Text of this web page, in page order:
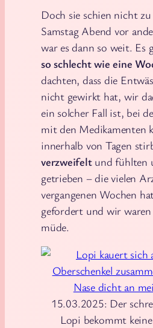
Doch sie schien nicht
Samstag Abend vor
war es dann so weit. Es
so schlecht wie eine
dachten, dass die
nicht gewirkt hat, wir
ein solcher Fall ist, bei
mit den Medikamenten
innerhalb von Tagen
verzweifelt und fühlten
getrieben – die vielen
vergangenen Wochen
gefordert und wir waren
müde.
15.03.2025: Der
Lopi bekommt